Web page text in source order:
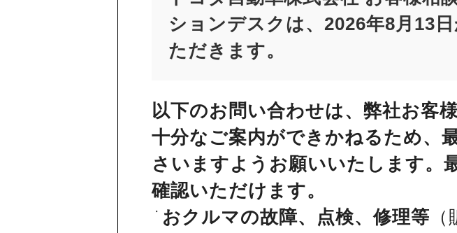
ションデスクは、2026年8月13
ただきます。
以下のお問い合わせは、弊社お客
十分なご案内ができかねるため、
さいますようお願いいたします。
確認いただけます。
おクルマの故障、点検、修理等